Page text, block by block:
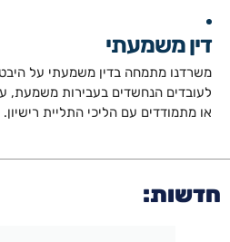
דין משמעתי
משרדנו מתמחה בדין משמעתי על היבטיו
לעובדים הנחשדים בעבירות משמעת,
או מתמודדים עם הליכי התליית רישיון.
חדשות: